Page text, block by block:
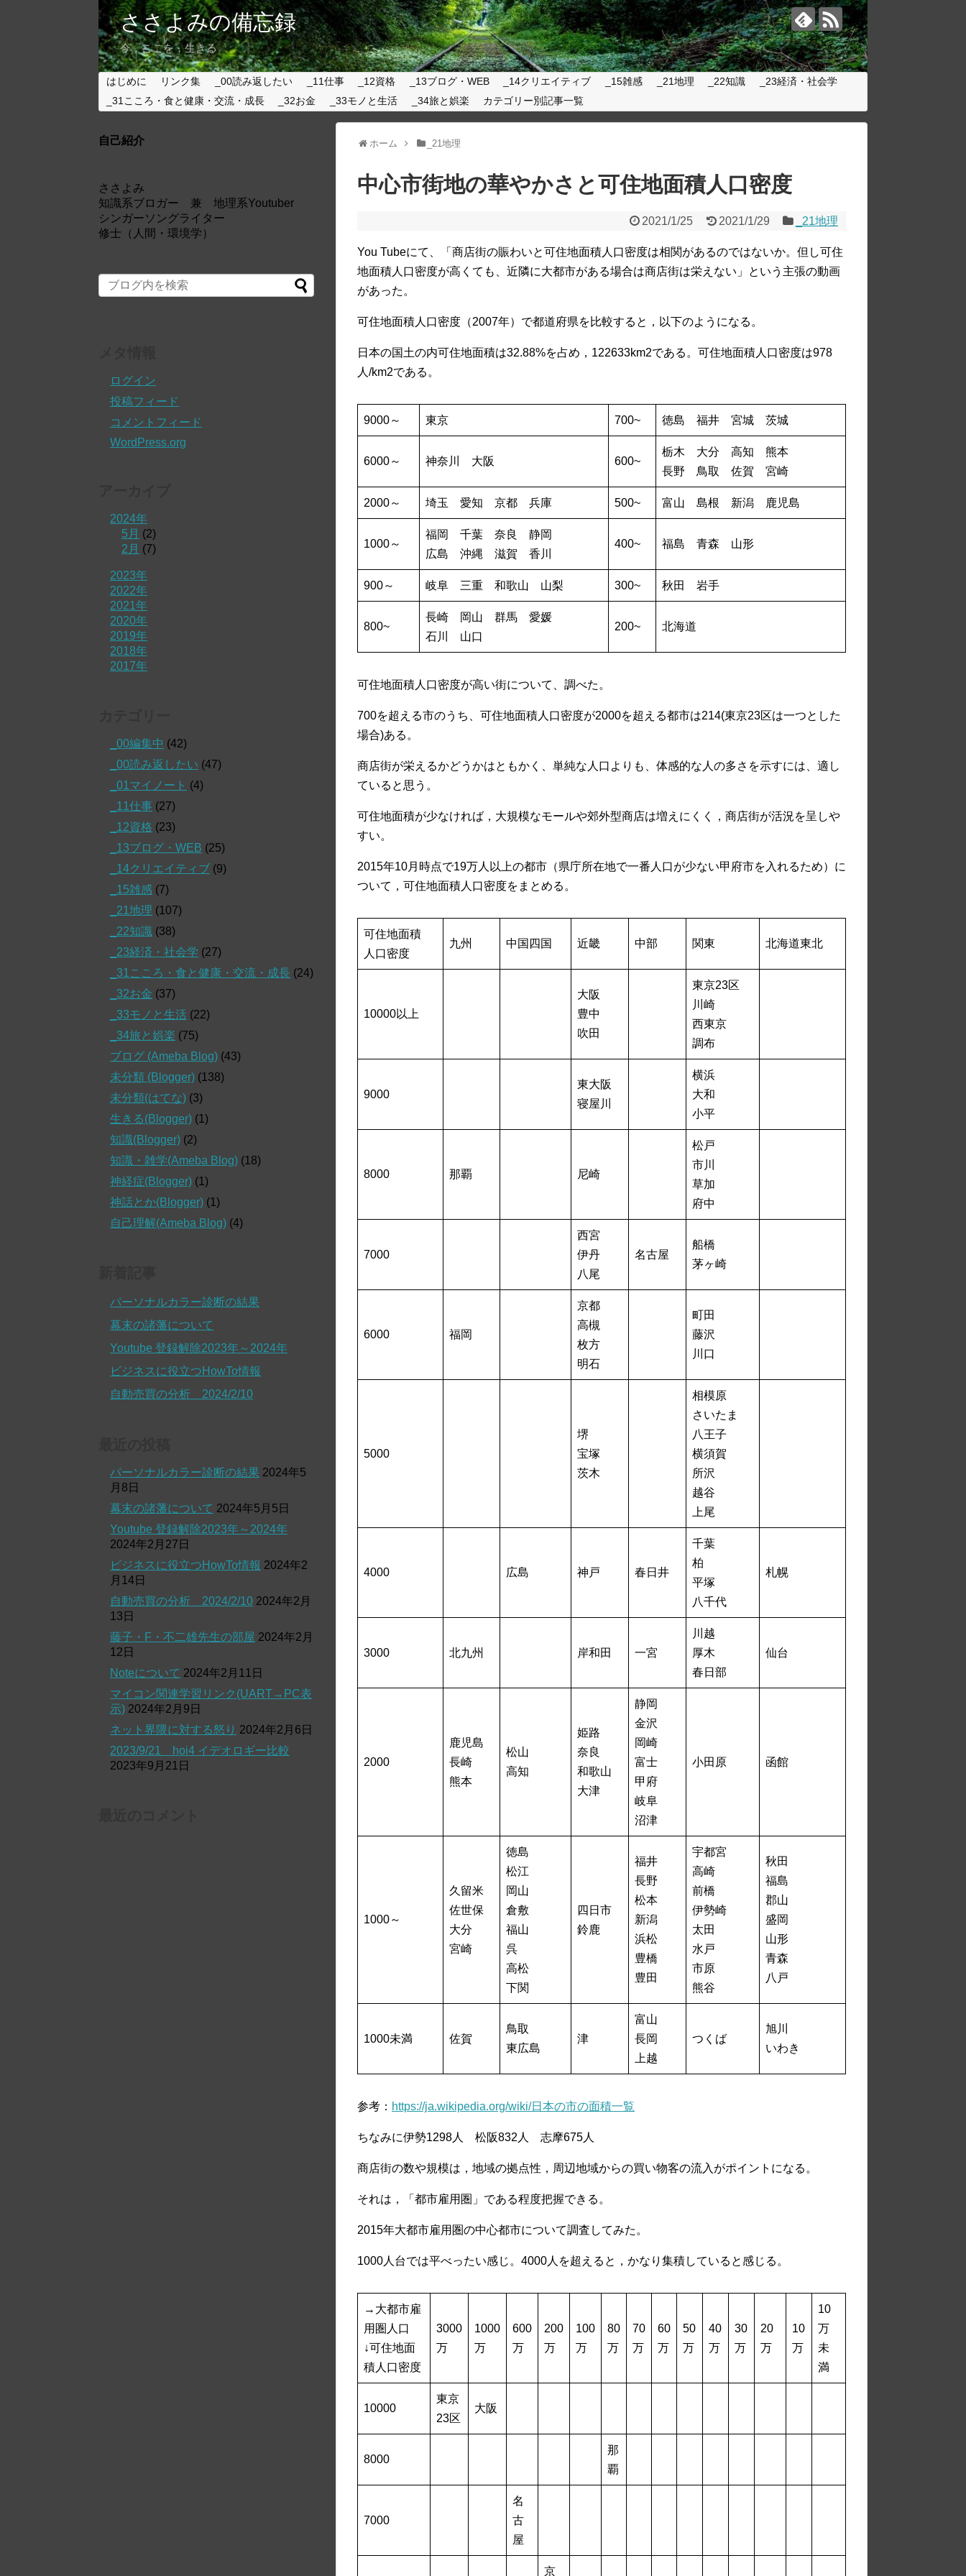
ささよみの備忘録
今，ここを，生きる
はじめに リンク集 _00読み返したい _11仕事 _12資格 _13ブログ・WEB _14クリエイティブ _15雑感 _21地理 _22知識
_23経済・社会学
_31こころ・食と健康・交流・成長
_32お金 _33モノと生活 _34旅と娯楽 カテゴリー別記事一覧
ホーム _21地理
中心市街地の華やかさと可住地面積人口密度
2021/1/25 2021/1/29 _21地理
You Tubeにて、「商店街の賑わいと可住地面積人口密度は相関があるのではないか。但し可住
地面積人口密度が高くても、近隣に大都市がある場合は商店街は栄えない」という主張の動画
があった。
可住地面積人口密度（2007年）で都道府県を比較すると，以下のようになる。
日本の国土の内可住地面積は32.88%を占め，122633km2である。可住地面積人口密度は978
人/km2である。
9000～ 東京 700~ 徳島 福井 宮城 茨城
6000～ 神奈川 大阪 600~
栃木 大分 高知 熊本
長野 鳥取 佐賀 宮崎
2000～ 埼玉 愛知 京都 兵庫 500~ 富山 島根 新潟 鹿児島
1000～
福岡 千葉 奈良 静岡
広島 沖縄 滋賀 香川
400~ 福島 青森 山形
900～ 岐阜 三重 和歌山 山梨 300~ 秋田 岩手
800~
長崎 岡山 群馬 愛媛
石川 山口
200~ 北海道
可住地面積人口密度が高い街について、調べた。
700を超える市のうち、可住地面積人口密度が2000を超える都市は214(東京23区は一つとした
場合)ある。
商店街が栄えるかどうかはともかく、単純な人口よりも、体感的な人の多さを示すには、適し
ていると思う。
可住地面積が少なければ，大規模なモールや郊外型商店は増えにくく，商店街が活況を呈しや
すい。
2015年10月時点で19万人以上の都市（県庁所在地で一番人口が少ない甲府市を入れるため）に
ついて，可住地面積人口密度をまとめる。
可住地面積
人口密度
九州 中国四国 近畿 中部 関東 北海道東北
10000以上
大阪
豊中
吹田
東京23区
川崎
西東京
調布
9000
東大阪
寝屋川
横浜
大和
小平
8000 那覇 尼崎
松戸
市川
草加
府中
7000
西宮
伊丹
八尾
名古屋
船橋
茅ヶ崎
6000 福岡
京都
高槻
枚方
明石
町田
藤沢
川口
5000
堺
宝塚
茨木
相模原
さいたま
八王子
横須賀
所沢
越谷
上尾
4000 広島 神戸 春日井
千葉
柏
平塚
八千代
札幌
3000 北九州 岸和田 一宮
川越
厚木
春日部
仙台
2000
鹿児島
長崎
熊本
松山
高知
姫路
奈良
和歌山
大津
静岡
金沢
岡崎
富士
甲府
岐阜
沼津
小田原 函館
1000～
久留米
佐世保
大分
宮崎
徳島
松江
岡山
倉敷
福山
呉
高松
下関
四日市
鈴鹿
福井
長野
松本
新潟
浜松
豊橋
豊田
宇都宮
高崎
前橋
伊勢崎
太田
水戸
市原
熊谷
秋田
福島
郡山
盛岡
山形
青森
八戸
1000未満 佐賀
鳥取
東広島
津
富山
長岡
上越
つくば
旭川
いわき
参考： https://ja.wikipedia.org/wiki/日本の市の面積一覧
ちなみに伊勢1298人 松阪832人 志摩675人
商店街の数や規模は，地域の拠点性，周辺地域からの買い物客の流入がポイントになる。
それは，「都市雇用圏」である程度把握できる。
2015年大都市雇用圏の中心都市について調査してみた。
1000人台では平べったい感じ。4000人を超えると，かなり集積していると感じる。
→大都市雇
用圏人口
↓可住地面
積人口密度
3000
万
1000
万
600
万
200
万
100
万
80
万
70
万
60
万
50
万
40
万
30
万
20
万
10
万
10
万
未
満
10000
東京
23区
大阪
8000
那
覇
7000
名
古
屋
京
自己紹介
ささよみ
知識系ブロガー 兼 地理系Youtuber
シンガーソングライター
修士（人間・環境学）
ログイン
投稿フィード
コメントフィード
WordPress.org
2024年
5月 (2)
2月 (7)
2023年
2022年
2021年
2020年
2019年
2018年
2017年
_00編集中 (42)
_00読み返したい (47)
_01マイノート (4)
_11仕事 (27)
_12資格 (23)
_13ブログ・WEB (25)
_14クリエイティブ (9)
_15雑感 (7)
_21地理 (107)
_22知識 (38)
_23経済・社会学 (27)
_31こころ・食と健康・交流・成長 (24)
_32お金 (37)
_33モノと生活 (22)
_34旅と娯楽 (75)
ブログ (Ameba Blog) (43)
未分類 (Blogger) (138)
未分類(はてな) (3)
生きる(Blogger) (1)
知識(Blogger) (2)
知識・雑学(Ameba Blog) (18)
神経症(Blogger) (1)
神話とか(Blogger) (1)
自己理解(Ameba Blog) (4)
パーソナルカラー診断の結果
幕末の諸藩について
Youtube 登録解除2023年～2024年
ビジネスに役立つHowTo情報
自動売買の分析 2024/2/10
パーソナルカラー診断の結果 2024年5
月8日
幕末の諸藩について 2024年5月5日
Youtube 登録解除2023年～2024年
2024年2月27日
ビジネスに役立つHowTo情報 2024年2
月14日
自動売買の分析 2024/2/10 2024年2月
13日
藤子・F・不二雄先生の部屋 2024年2月
12日
Noteについて 2024年2月11日
マイコン関連学習リンク(UART→PC表
示) 2024年2月9日
ネット界隈に対する怒り 2024年2月6日
2023/9/21 hoi4 イデオロギー比較
2023年9月21日